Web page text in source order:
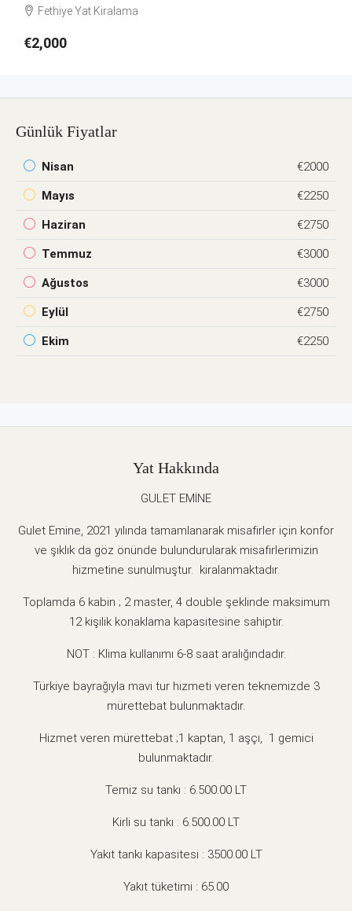
Fethiye Yat Kiralama
€2,000
Günlük Fiyatlar
Nisan €2000
Mayıs €2250
Haziran €2750
Temmuz €3000
Ağustos €3000
Eylül €2750
Ekim €2250
Yat Hakkında
GULET EMİNE
Gulet Emine, 2021 yılında tamamlanarak misafirler için konfor
ve şıklık da göz önünde bulundurularak misafirlerimizin
hizmetine sunulmuştur. kiralanmaktadır.
Toplamda 6 kabin ; 2 master, 4 double şeklinde maksimum
12 kişilik konaklama kapasitesine sahiptir.
NOT : Klima kullanımı 6-8 saat aralığındadır.
Türkiye bayrağıyla mavi tur hizmeti veren teknemizde 3
mürettebat bulunmaktadır.
Hizmet veren mürettebat ;1 kaptan, 1 aşçı, 1 gemici
bulunmaktadır.
Temiz su tankı : 6.500.00 LT
Kirli su tankı : 6.500.00 LT
Yakıt tankı kapasitesi : 3500.00 LT
Yakıt tüketimi : 65.00